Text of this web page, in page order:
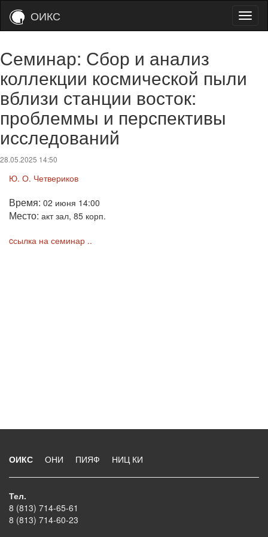
ОИКС
Семинар: Сбор и анализ
коллекции космической пыли
вблизи станции восток:
проблеммы и перспективы
исследований
28.05.2025 14:50
Ю. О. Четвериков
Время: 02 июня 14:00
Место: акт зал, 85 корп.
cсылка на семинар ..
ОИКС ОНИ ПИЯФ НИЦ КИ
Тел.
8 (813) 714-65-61
8 (813) 714-60-23